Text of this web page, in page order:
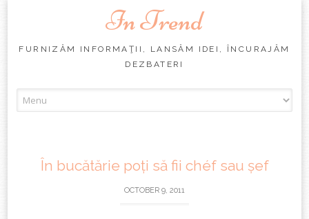
In Trend
FURNIZĂM INFORMAŢII, LANSĂM IDEI, ÎNCURAJĂM
DEZBATERI
to
În bucătărie poți să fii chéf sau șef
OCTOBER 9, 2011